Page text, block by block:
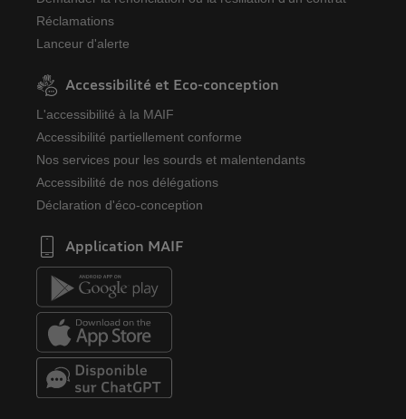
Réclamations
Lanceur d'alerte
Accessibilité et Eco-conception
L'accessibilité à la MAIF
Accessibilité partiellement conforme
Nos services pour les sourds et malentendants
Accessibilité de nos délégations
Déclaration d'éco-conception
Application MAIF